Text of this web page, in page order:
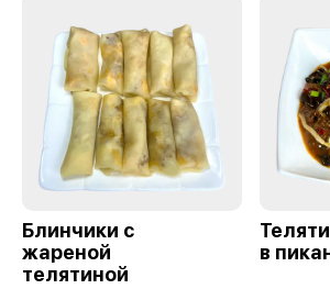
Блинчики с
жареной
телятиной
в